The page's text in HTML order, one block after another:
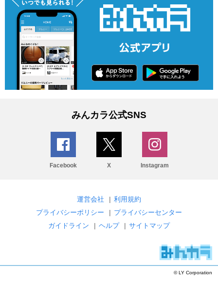
みんカラ公式SNS
Facebook X Instagram
運営会社 | 利用規約
プライバシーポリシー
| プライバシーセンター
ガイドライン
| ヘルプ | サイトマップ
© LY Corporation